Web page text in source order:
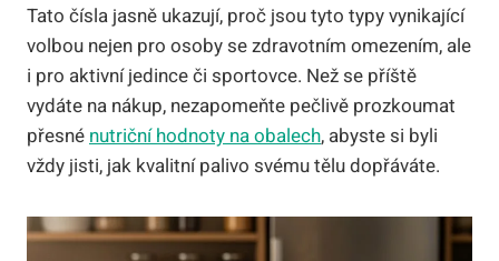
Tato čísla jasně ukazují, proč jsou tyto typy vynikající
volbou nejen pro osoby se zdravotním omezením, ale
i pro aktivní jedince či sportovce. Než se příště
vydáte na nákup, nezapomeňte pečlivě prozkoumat
přesné nutriční hodnoty na obalech, abyste si byli
vždy jisti, jak kvalitní palivo svému tělu dopřáváte.